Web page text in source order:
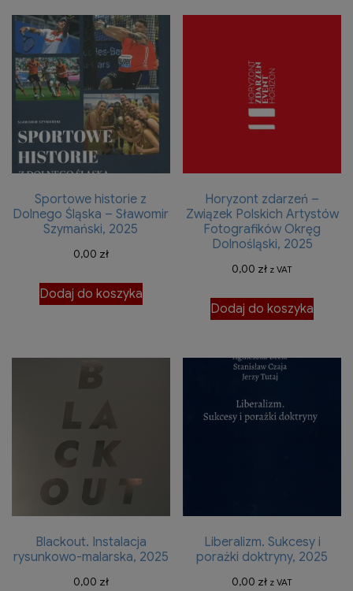
Sportowe historie z
Dolnego Śląska – Sławomir
Szymański, 2025
0,00 zł
Dodaj do koszyka
Horyzont zdarzeń –
Związek Polskich Artystów
Fotografików Okręg
Dolnośląski, 2025
0,00 zł z VAT
Dodaj do koszyka
Blackout. Instalacja
rysunkowo-malarska, 2025
0,00 zł
Liberalizm. Sukcesy i
porażki doktryny, 2025
0,00 zł z VAT